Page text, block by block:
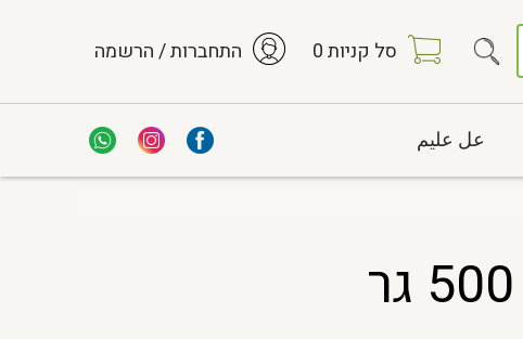
סל קניות0 התחברות / הרשמה
عل عليم